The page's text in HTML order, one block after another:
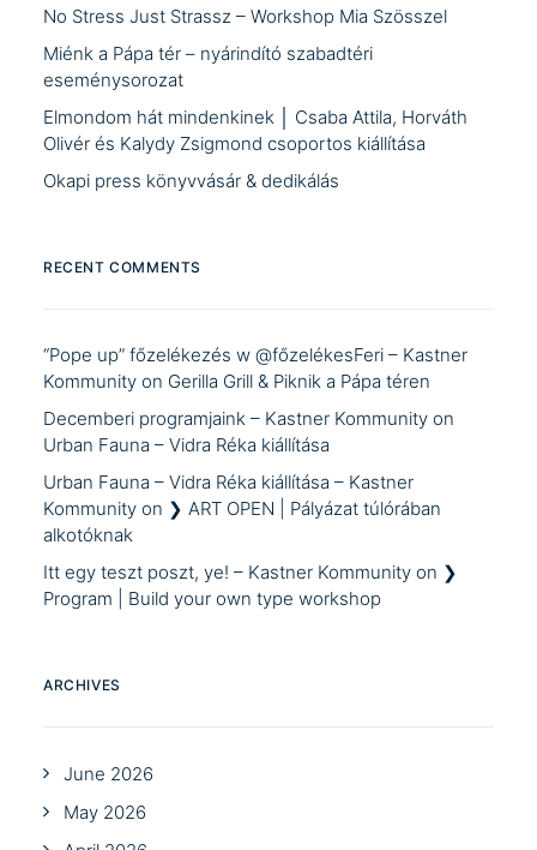
No Stress Just Strassz – Workshop Mia Szösszel
Miénk a Pápa tér – nyárindító szabadtéri
eseménysorozat
Elmondom hát mindenkinek │ Csaba Attila, Horváth
Olivér és Kalydy Zsigmond csoportos kiállítása
Okapi press könyvvásár & dedikálás
RECENT COMMENTS
“Pope up” főzelékezés w @főzelékesFeri – Kastner
Kommunity on Gerilla Grill & Piknik a Pápa téren
Decemberi programjaink – Kastner Kommunity on
Urban Fauna – Vidra Réka kiállítása
Urban Fauna – Vidra Réka kiállítása – Kastner
Kommunity on ❯ ART OPEN | Pályázat túlórában
alkotóknak
Itt egy teszt poszt, ye! – Kastner Kommunity on ❯
Program | Build your own type workshop
ARCHIVES
June 2026
May 2026